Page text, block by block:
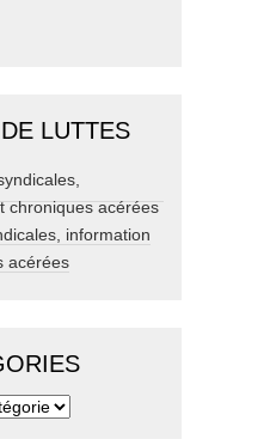
LUTTES
information
acérées